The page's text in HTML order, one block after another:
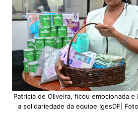
Patrícia de Oliveira, ficou emocionada
a solidariedade da equipe IgesDF|